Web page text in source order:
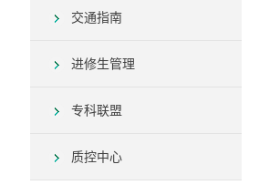
交通指南
进修生管理
专科联盟
质控中心